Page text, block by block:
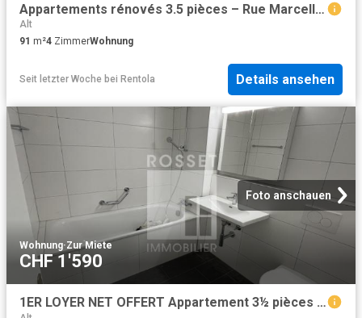
Appartements rénovés 3.5 pièces – Rue Marcello, Fribourg
Alt
91 m²4 ZimmerWohnung
Seit letzter Woche bei Rentola Details ansehen
Foto anschauen
Wohnung·Zur Miete
CHF 1'590
1ER LOYER NET OFFERT Appartement 3½ pièces au rez